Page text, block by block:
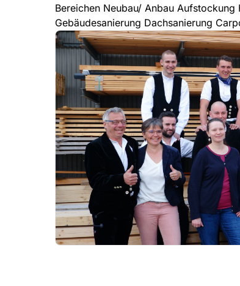
Bereichen Neubau/ Anbau
Gebäudesanierung Dachsanierung